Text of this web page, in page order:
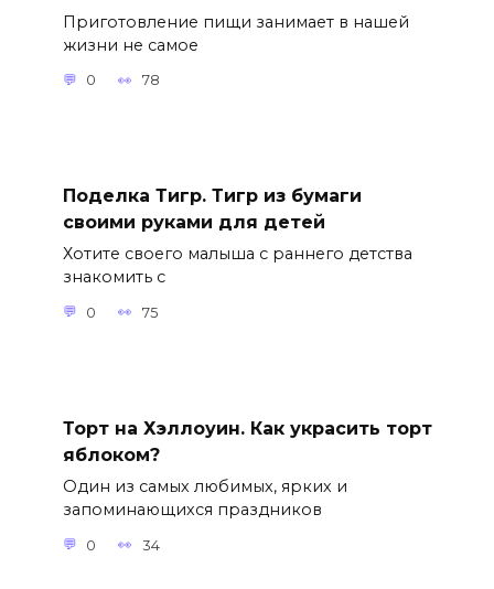
Приготовление пищи занимает в нашей
жизни не самое
0 78
Поделка Тигр. Тигр из бумаги
своими руками для детей
Хотите своего малыша с раннего детства
знакомить с
0 75
Торт на Хэллоуин. Как украсить торт
яблоком?
Один из самых любимых, ярких и
запоминающихся праздников
0 34